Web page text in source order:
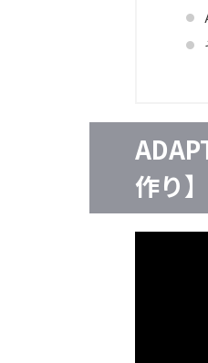
作り】